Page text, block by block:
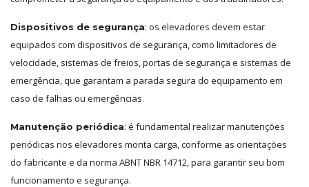
Dispositivos de segurança: os elevadores devem estar
equipados com dispositivos de segurança, como limitadores de
velocidade, sistemas de freios, portas de segurança e sistemas de
emergência, que garantam a parada segura do equipamento em
caso de falhas ou emergências.
Manutenção periódica: é fundamental realizar manutenções
periódicas nos elevadores monta carga, conforme as orientações
do fabricante e da norma ABNT NBR 14712, para garantir seu bom
funcionamento e segurança.